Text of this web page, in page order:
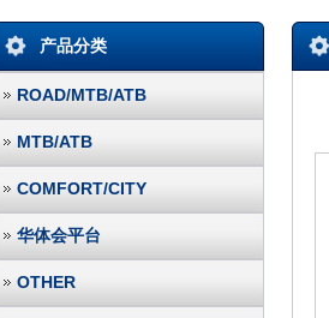
产品分类
ROAD/MTB/ATB
MTB/ATB
COMFORT/CITY
华体会平台
OTHER